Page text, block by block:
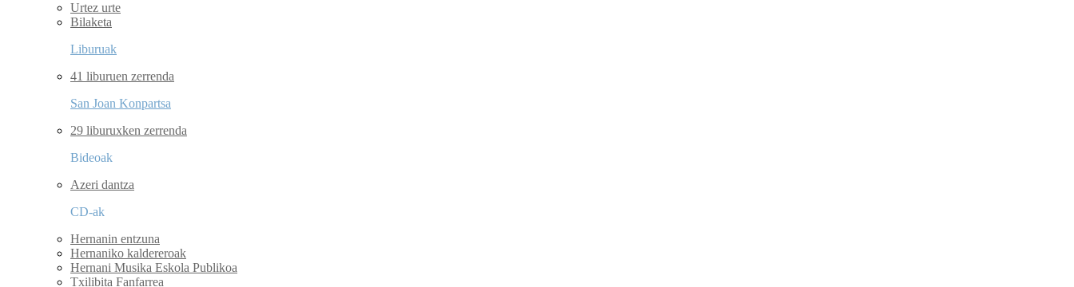
Urtez urte
Bilaketa
Liburuak
41 liburuen zerrenda
San Joan Konpartsa
29 liburuxken zerrenda
Bideoak
Azeri dantza
CD-ak
Hernanin entzuna
Hernaniko kaldereroak
Hernani Musika Eskola Publikoa
Txilibita Fanfarrea